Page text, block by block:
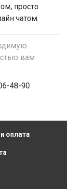
просто
чатом.
вам
48-90
оплата